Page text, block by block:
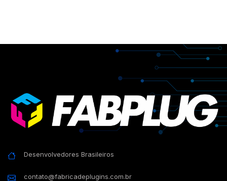
Desenvolvedores Brasileiros
contato@fabricadeplugins.com.br